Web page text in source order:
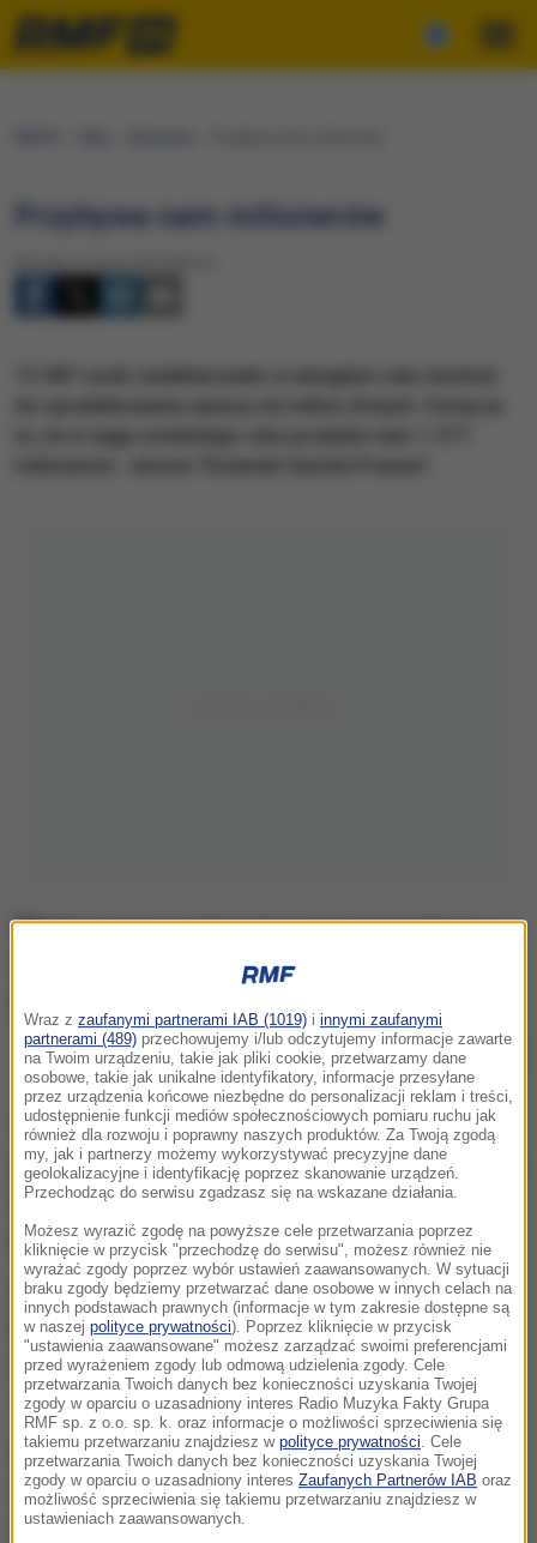
Przybywa nam milionerów
Relatywnie najszybciej bogacą się mieszkańcy regionów, które nie są
synonimem zamożności - pisze "DGP"
Te wstępne dane z izb skarbowych za 2014 rok
potwierdzają tendencję widoczną już w poprzednich
latach: milionerów w Polsce systematycznie
przybywa.
Prym wiodą regiony z dużymi miastami - jak
Mazowsze, gdzie milionerów było w zeszłym roku
najwięcej - 4 278. Sporo było ich też w Wielkopolsce
- 1 692.
Relatywnie najszybciej bogacą się jednak
mieszkańcy regionów, które nie są synonimem
zamożności. Procentowo najwięcej milionerów
Wraz z zaufanymi partnerami IAB (1019) i innymi zaufanymi
partnerami (489) przechowujemy i/lub odczytujemy informacje zawarte
na Twoim urządzeniu, takie jak pliki cookie, przetwarzamy dane
osobowe, takie jak unikalne identyfikatory, informacje przesyłane
przez urządzenia końcowe niezbędne do personalizacji reklam i treści,
udostępnienie funkcji mediów społecznościowych pomiaru ruchu jak
również dla rozwoju i poprawny naszych produktów. Za Twoją zgodą
my, jak i partnerzy możemy wykorzystywać precyzyjne dane
geolokalizacyjne i identyfikację poprzez skanowanie urządzeń.
Przechodząc do serwisu zgadzasz się na wskazane działania.
Możesz wyrazić zgodę na powyższe cele przetwarzania poprzez
kliknięcie w przycisk "przechodzę do serwisu", możesz również nie
wyrażać zgody poprzez wybór ustawień zaawansowanych. W sytuacji
braku zgody będziemy przetwarzać dane osobowe w innych celach na
innych podstawach prawnych (informacje w tym zakresie dostępne są
w naszej polityce prywatności). Poprzez kliknięcie w przycisk
"ustawienia zaawansowane" możesz zarządzać swoimi preferencjami
przed wyrażeniem zgody lub odmową udzielenia zgody. Cele
przetwarzania Twoich danych bez konieczności uzyskania Twojej
zgody w oparciu o uzasadniony interes Radio Muzyka Fakty Grupa
RMF sp. z o.o. sp. k. oraz informacje o możliwości sprzeciwienia się
takiemu przetwarzaniu znajdziesz w polityce prywatności . Cele
przetwarzania Twoich danych bez konieczności uzyskania Twojej
zgody w oparciu o uzasadniony interes Zaufanych Partnerów IAB oraz
możliwość sprzeciwienia się takiemu przetwarzaniu znajdziesz w
ustawieniach zaawansowanych.